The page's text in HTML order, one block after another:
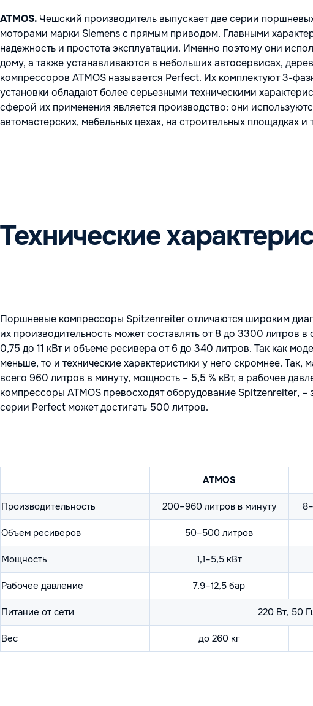
ATMOS. Чешский производитель выпускает две серии
моторами марки Siemens с прямым приводом. Главными
надежность и простота эксплуатации. Именно поэтому они
дому, а также устанавливаются в небольших автосервисах,
компрессоров ATMOS называется Perfect. Их комплектуют 3-
установки обладают более серьезными техническими
сферой их применения является производство: они
автомастерских, мебельных цехах, на строительных площадках и
Технические
Поршневые компрессоры Spitzenreiter отличаются широким
их производительность может составлять от 8 до 3300 литров
0,75 до 11 кВт и объеме ресивера от 6 до 340 литров. Так как
меньше, то и технические характеристики у него скромнее. Так,
всего 960 литров в минуту, мощность – 5,5 % кВт, а рабочее
компрессоры ATMOS превосходят оборудование Spitzenreiter,
серии Perfect может достигать 500 литров.
ATMOS
Производительность 200–960 литров в минуту
Объем ресиверов 50–500 литров
Мощность 1,1–5,5 кВт
Рабочее давление 7,9–12,5 бар
Питание от сети 220 Вт, 50
Вес до 260 кг